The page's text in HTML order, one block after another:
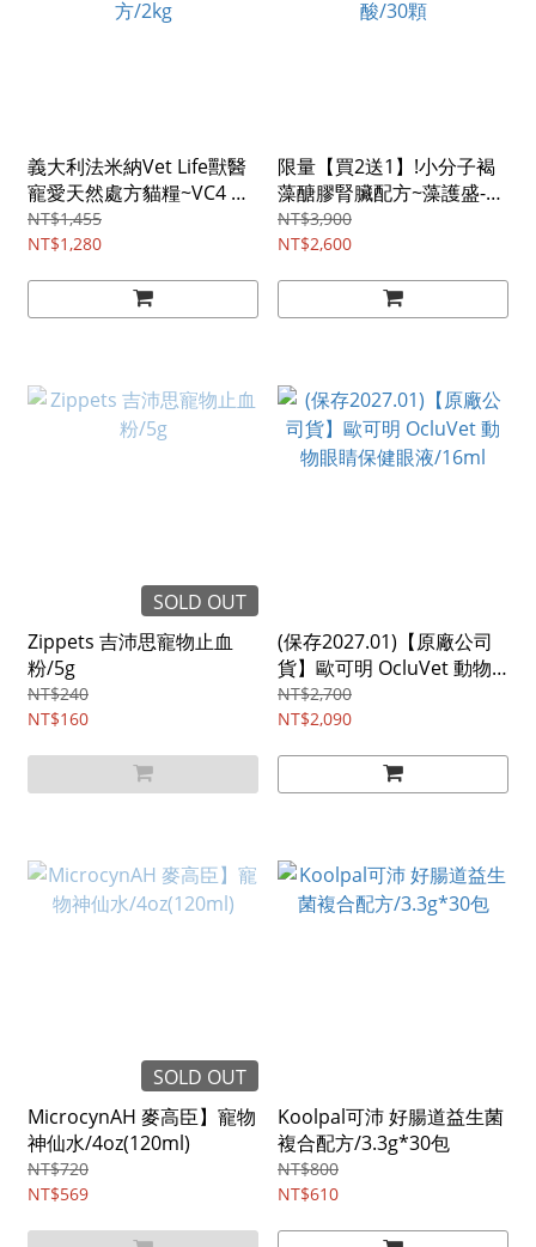
義大利法米納Vet Life獸醫
寵愛天然處方貓糧~VC4 貓
用泌尿道結石管理照護配
方/2kg
NT$1,455
NT$1,280
限量【買2送1】!小分子褐
藻醣膠腎臟配方~藻護盛-褐
藻醣膠+褐藻素_左旋肉
酸/30顆
NT$3,900
NT$2,600
SOLD OUT
Zippets 吉沛思寵物止血
粉/5g
NT$240
NT$160
(保存2027.01)【原廠公司
貨】歐可明 OcluVet 動物
眼睛保健眼液/16ml
NT$2,700
NT$2,090
SOLD OUT
MicrocynAH 麥高臣】寵物
神仙水/4oz(120ml)
NT$720
NT$569
Koolpal可沛 好腸道益生菌
複合配方/3.3g*30包
NT$800
NT$610